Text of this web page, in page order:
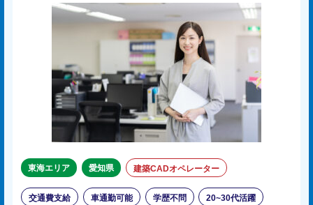
東海エリア 愛知県 建築CADオペレーター
交通費支給 車通勤可能 学歴不問 20~30代活躍